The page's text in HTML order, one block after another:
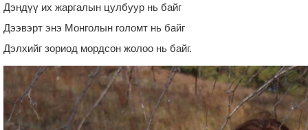
Дэндүү их жаргалын цулбуур нь байг
Дээвэрт энэ Монголын голомт нь байг
Дэлхийг зориод мордсон жолоо нь байг.